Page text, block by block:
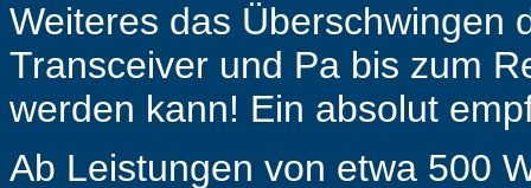
Weiteres das Überschwingen
Transceiver und Pa bis zum
werden kann! Ein absolut
Ab Leistungen von etwa 500